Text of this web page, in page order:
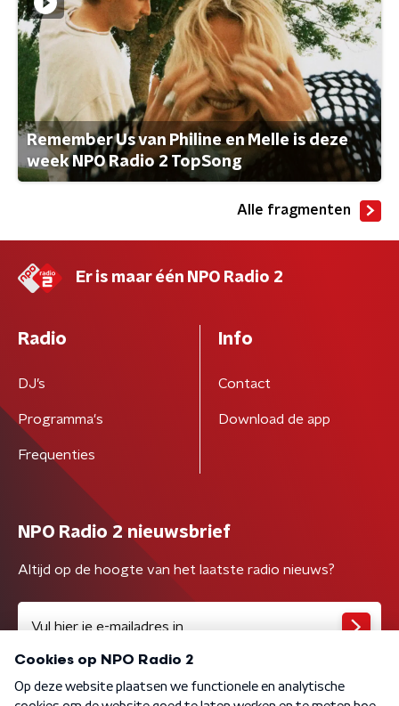
Remember Us van Philine en Melle is deze
week NPO Radio 2 TopSong
Alle fragmenten
Er is maar één NPO Radio 2
Radio
DJ’s
Programma's
Frequenties
Info
Contact
Download de app
NPO Radio 2 nieuwsbrief
Altijd op de hoogte van het laatste radio nieuws?